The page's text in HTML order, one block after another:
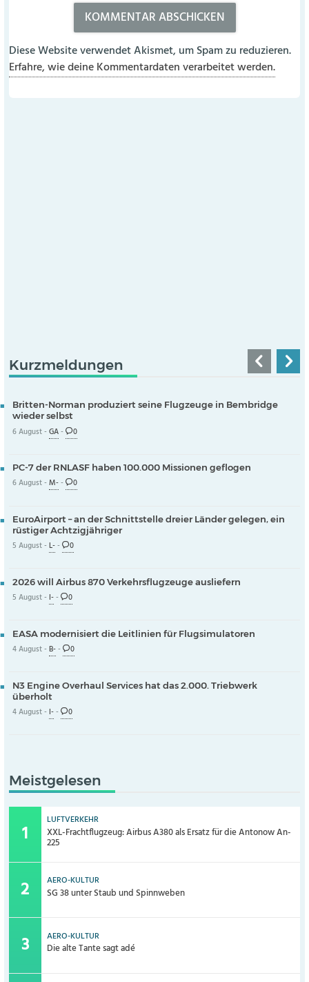
Diese Website verwendet Akismet, um Spam zu reduzieren.
Erfahre, wie deine Kommentardaten verarbeitet werden.
Kurzmeldungen
Britten-Norman produziert seine Flugzeuge in Bembridge
wieder selbst
6 August -GA- 0
PC-7 der RNLASF haben 100.000 Missionen geflogen
6 August -M-- 0
EuroAirport – an der Schnittstelle dreier Länder gelegen, ein
rüstiger Achtzigjähriger
5 August -L-- 0
2026 will Airbus 870 Verkehrsflugzeuge ausliefern
5 August - I-- 0
EASA modernisiert die Leitlinien für Flugsimulatoren
4 August -B-- 0
N3 Engine Overhaul Services hat das 2.000. Triebwerk
überholt
4 August - I-- 0
Meistgelesen
LUFTVERKEHR
XXL-Frachtflugzeug: Airbus A380 als Ersatz für die Antonow An-
225
AERO-KULTUR
SG 38 unter Staub und Spinnweben
AERO-KULTUR
Die alte Tante sagt adé